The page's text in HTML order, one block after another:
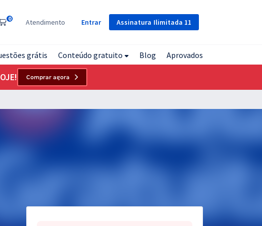
Assinatura Ilimitada 11
0 Atendimento Entrar
grátis Conteúdo gratuito Blog Aprovados
Comprar agora